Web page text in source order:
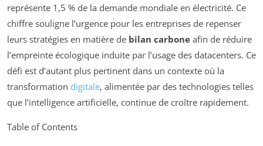
représente 1,5 % de la demande mondiale en électricité. Ce
chiffre souligne l’urgence pour les entreprises de repenser
leurs stratégies en matière de bilan carbone afin de réduire
l’empreinte écologique induite par l’usage des datacenters. Ce
défi est d’autant plus pertinent dans un contexte où la
transformation digitale, alimentée par des technologies telles
que l’intelligence artificielle, continue de croître rapidement.
Table of Contents